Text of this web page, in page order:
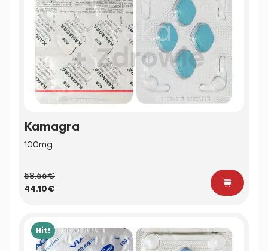
Kamagra
100mg
58.66€
44.10€
Hit!